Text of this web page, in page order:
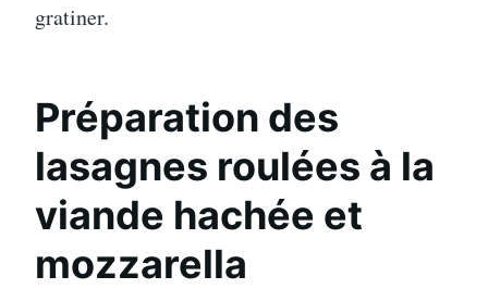
gratiner.
Préparation des
lasagnes roulées à la
viande hachée et
mozzarella